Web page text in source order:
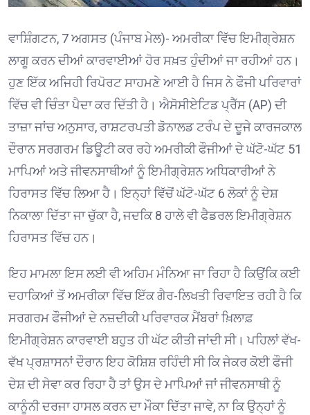
ਵਾਸ਼ਿੰਗਟਨ, 7 ਅਗਸਤ (ਪੰਜਾਬ ਮੇਲ)- ਅਮਰੀਕਾ ਵਿੱਚ ਇਮੀਗ੍ਰੇਸ਼ਨ
ਲਾਗੂ ਕਰਨ ਦੀਆਂ ਕਾਰਵਾਈਆਂ ਹੋਰ ਸਖ਼ਤ ਹੁੰਦੀਆਂ ਜਾ ਰਹੀਆਂ ਹਨ।
ਹੁਣ ਇੱਕ ਅਜਿਹੀ ਰਿਪੋਰਟ ਸਾਹਮਣੇ ਆਈ ਹੈ ਜਿਸ ਨੇ ਫੌਜੀ ਪਰਿਵਾਰਾਂ
ਵਿੱਚ ਵੀ ਚਿੰਤਾ ਪੈਦਾ ਕਰ ਦਿੱਤੀ ਹੈ। ਐਸੋਸੀਏਟਿਡ ਪ੍ਰੈੱਸ (AP) ਦੀ
ਤਾਜ਼ਾ ਜਾਂਚ ਅਨੁਸਾਰ, ਰਾਸ਼ਟਰਪਤੀ ਡੋਨਾਲਡ ਟਰੰਪ ਦੇ ਦੂਜੇ ਕਾਰਜਕਾਲ
ਦੌਰਾਨ ਸਰਗਰਮ ਡਿਊਟੀ ਕਰ ਰਹੇ ਅਮਰੀਕੀ ਫੌਜੀਆਂ ਦੇ ਘੱਟੋ-ਘੱਟ 51
ਮਾਪਿਆਂ ਅਤੇ ਜੀਵਨਸਾਥੀਆਂ ਨੂੰ ਇਮੀਗ੍ਰੇਸ਼ਨ ਅਧਿਕਾਰੀਆਂ ਨੇ
ਹਿਰਾਸਤ ਵਿੱਚ ਲਿਆ ਹੈ। ਇਨ੍ਹਾਂ ਵਿੱਚੋਂ ਘੱਟੋ-ਘੱਟ 6 ਲੋਕਾਂ ਨੂੰ ਦੇਸ਼
ਨਿਕਾਲਾ ਦਿੱਤਾ ਜਾ ਚੁੱਕਾ ਹੈ, ਜਦਕਿ 8 ਹਾਲੇ ਵੀ ਫੈਡਰਲ ਇਮੀਗ੍ਰੇਸ਼ਨ
ਹਿਰਾਸਤ ਵਿੱਚ ਹਨ। ⁠
ਇਹ ਮਾਮਲਾ ਇਸ ਲਈ ਵੀ ਅਹਿਮ ਮੰਨਿਆ ਜਾ ਰਿਹਾ ਹੈ ਕਿਉਂਕਿ ਕਈ
ਦਹਾਕਿਆਂ ਤੋਂ ਅਮਰੀਕਾ ਵਿੱਚ ਇੱਕ ਗੈਰ-ਲਿਖਤੀ ਰਿਵਾਇਤ ਰਹੀ ਹੈ ਕਿ
ਸਰਗਰਮ ਫੌਜੀਆਂ ਦੇ ਨਜ਼ਦੀਕੀ ਪਰਿਵਾਰਕ ਮੈਂਬਰਾਂ ਖ਼ਿਲਾਫ਼
ਇਮੀਗ੍ਰੇਸ਼ਨ ਕਾਰਵਾਈ ਬਹੁਤ ਹੀ ਘੱਟ ਕੀਤੀ ਜਾਂਦੀ ਸੀ। ਪਹਿਲਾਂ ਵੱਖ-
ਵੱਖ ਪ੍ਰਸ਼ਾਸਨਾਂ ਦੌਰਾਨ ਇਹ ਕੋਸ਼ਿਸ਼ ਰਹਿੰਦੀ ਸੀ ਕਿ ਜੇਕਰ ਕੋਈ ਫੌਜੀ
ਦੇਸ਼ ਦੀ ਸੇਵਾ ਕਰ ਰਿਹਾ ਹੈ ਤਾਂ ਉਸ ਦੇ ਮਾਪਿਆਂ ਜਾਂ ਜੀਵਨਸਾਥੀ ਨੂੰ
ਕਾਨੂੰਨੀ ਦਰਜਾ ਹਾਸਲ ਕਰਨ ਦਾ ਮੌਕਾ ਦਿੱਤਾ ਜਾਵੇ, ਨਾ ਕਿ ਉਨ੍ਹਾਂ ਨੂੰ